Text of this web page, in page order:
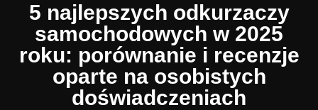
5 najlepszych odkurzaczy
samochodowych w 2025
roku: porównanie i recenzje
oparte na osobistych
doświadczeniach